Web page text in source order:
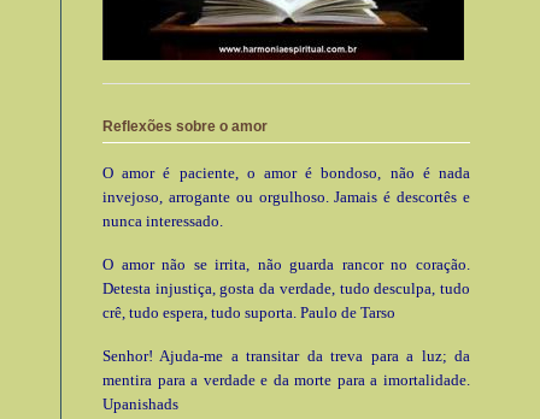
Reflexões sobre o amor
O amor é paciente, o amor é bondoso, não é nada
invejoso, arrogante ou orgulhoso. Jamais é descortês e
nunca interessado.
O amor não se irrita, não guarda rancor no coração.
Detesta injustiça, gosta da verdade, tudo desculpa, tudo
crê, tudo espera, tudo suporta. Paulo de Tarso
Senhor! Ajuda-me a transitar da treva para a luz; da
mentira para a verdade e da morte para a imortalidade.
Upanishads